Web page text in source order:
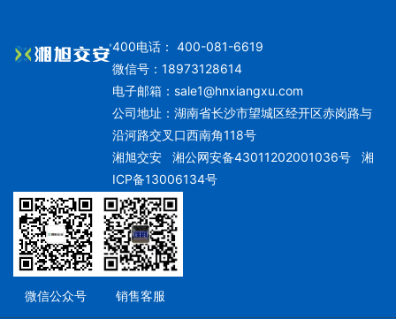
400电话： 400-081-6619
微信号：18973128614
电子邮箱： sale1@hnxiangxu.com
公司地址：湖南省长沙市望城区经开区赤岗路与
沿河路交叉口西南角118号
湘旭交安湘公网安备43011202001036号
湘
ICP备13006134号
微信公众号 销售客服